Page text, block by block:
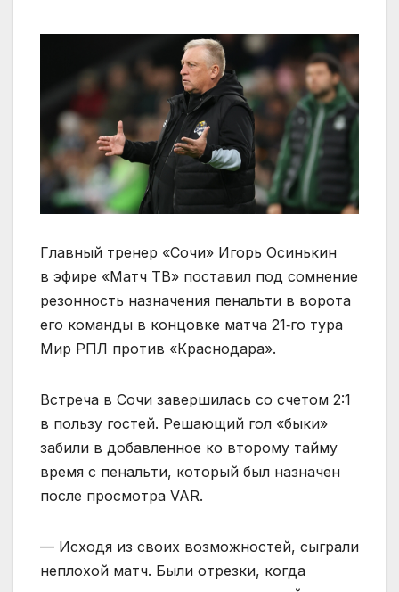
Главный тренер «Сочи» Игорь Осинькин
в эфире «Матч ТВ» поставил под сомнение
резонность назначения пенальти в ворота
его команды в концовке матча 21‑го тура
Мир РПЛ против «Краснодара».
Встреча в Сочи завершилась со счетом 2:1
в пользу гостей. Решающий гол «быки»
забили в добавленное ко второму тайму
время с пенальти, который был назначен
после просмотра VAR.
— Исходя из своих возможностей, сыграли
неплохой матч. Были отрезки, когда